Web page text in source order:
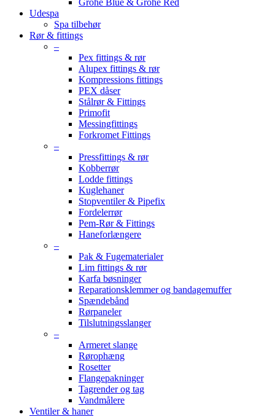
Grohe Blue & Grohe Red
Udespa
Spa tilbehør
Rør & fittings
–
Pex fittings & rør
Alupex fittings & rør
Kompressions fittings
PEX dåser
Stålrør & Fittings
Primofit
Messingfittings
Forkromet Fittings
–
Pressfittings & rør
Kobberrør
Lodde fittings
Kuglehaner
Stopventiler & Pipefix
Fordelerrør
Pem-Rør & Fittings
Haneforlængere
–
Pak & Fugematerialer
Lim fittings & rør
Karfa bøsninger
Reparationsklemmer og bandagemuffer
Spændebånd
Rørpaneler
Tilslutningsslanger
–
Armeret slange
Rørophæng
Rosetter
Flangepakninger
Tagrender og tag
Vandmålere
Ventiler & haner